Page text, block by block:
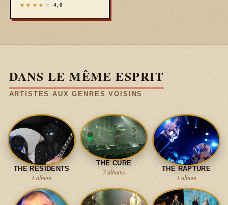
★ ★ ★ ★ ☆ 4,0
DANS LE MÊME ESPRIT
ARTISTES AUX GENRES VOISINS
THE RESIDENTS
1 album
THE CURE
7 albums THE RAPTURE
1 album